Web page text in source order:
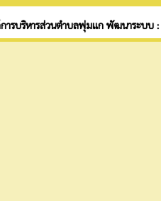
ารบริหารส่วนตำบลพุ่มแก พัฒนาระบบ :